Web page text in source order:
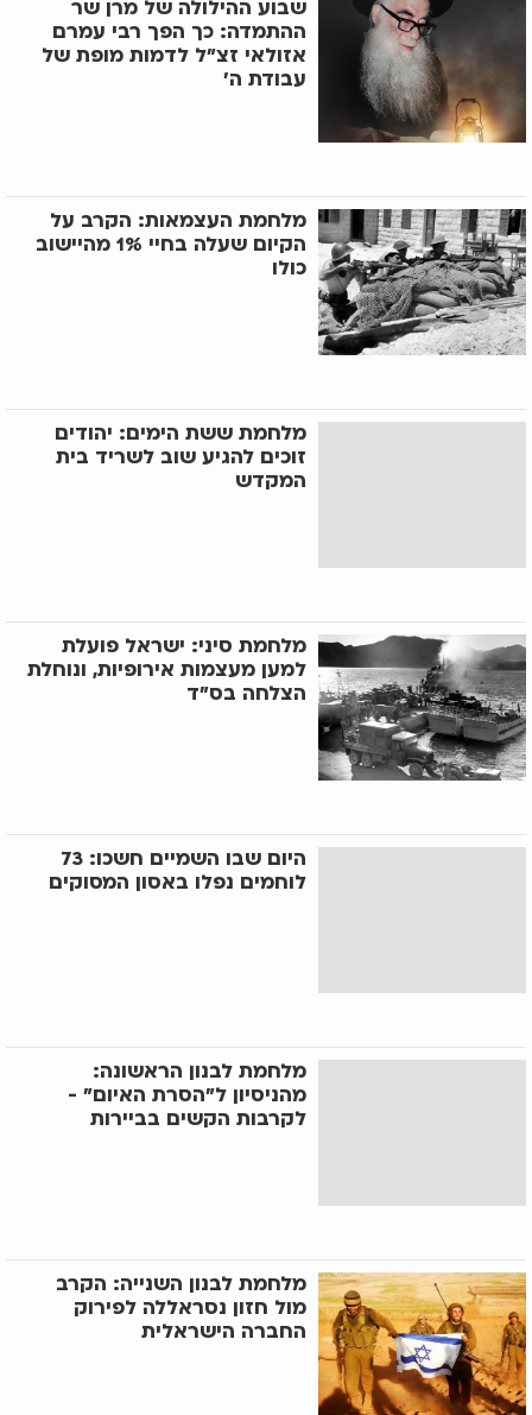
שבוע ההילולה של מרן שר
ההתמדה: כך הפך רבי עמרם
אזולאי זצ"ל לדמות מופת של
עבודת ה'
מלחמת העצמאות: הקרב על
הקיום שעלה בחיי 1% מהיישוב
כולו
מלחמת ששת הימים: יהודים
זוכים להגיע שוב לשריד בית
המקדש
מלחמת סיני: ישראל פועלת
למען מעצמות אירופיות, ונוחלת
הצלחה בס"ד
היום שבו השמיים חשכו: 73
לוחמים נפלו באסון המסוקים
מלחמת לבנון הראשונה:
מהניסיון ל"הסרת האיום" -
לקרבות הקשים בביירות
מלחמת לבנון השנייה: הקרב
מול חזון נסראללה לפירוק
החברה הישראלית